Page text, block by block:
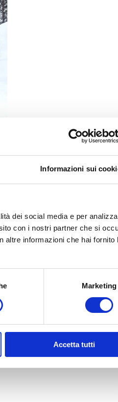
Informazioni sui
dei social media e per
con i nostri partner che si
altre informazioni che hai fornito
Marketing
Accetta tutti
Auto
sua
6 è
di